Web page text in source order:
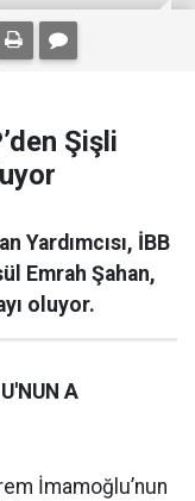
Şişli
Yardımcısı, İBB
Emrah Şahan,
oluyor.
A
İmamoğlu’nun